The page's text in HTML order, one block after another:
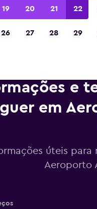
e
em
úteis para
Aeroporto
19 20 21 22
26 27 28 29